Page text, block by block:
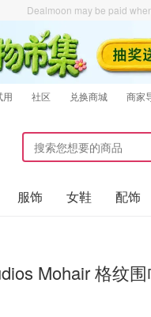
Dealmoon may be paid
用 社区 兑换商城 商家
服饰 女鞋 配饰
Mohair 格纹